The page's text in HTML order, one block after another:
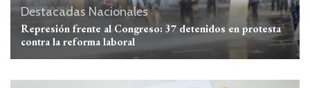
Destacadas Nacionales
Represión frente al Congreso: 37 detenidos en protesta
contra la reforma laboral